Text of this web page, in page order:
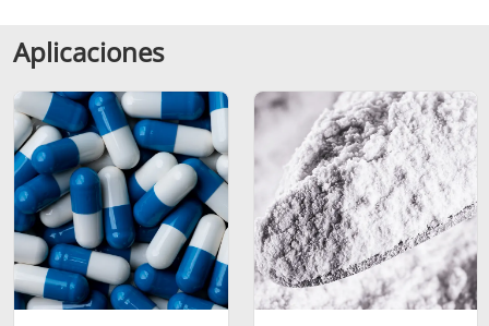
Aplicaciones